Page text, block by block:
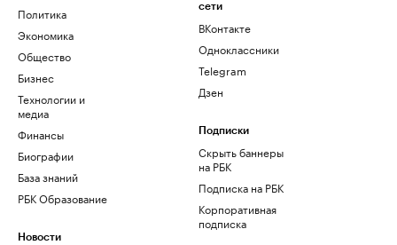
Политика
Экономика
Общество
Бизнес
Технологии и
медиа
Финансы
Биографии
База знаний
РБК Образование
Новости
сети
ВКонтакте
Одноклассники
Telegram
Дзен
Подписки
Скрыть баннеры
на РБК
Подписка на РБК
Корпоративная
подписка